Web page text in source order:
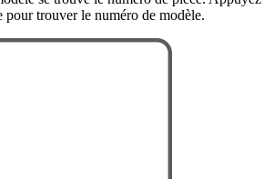
pour trouver le numéro de modèle.